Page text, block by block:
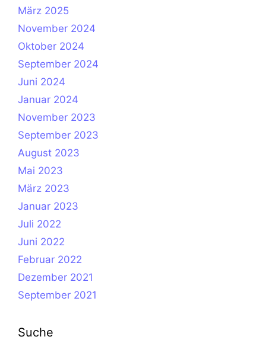
März 2025
November 2024
Oktober 2024
September 2024
Juni 2024
Januar 2024
November 2023
September 2023
August 2023
Mai 2023
März 2023
Januar 2023
Juli 2022
Juni 2022
Februar 2022
Dezember 2021
September 2021
Suche